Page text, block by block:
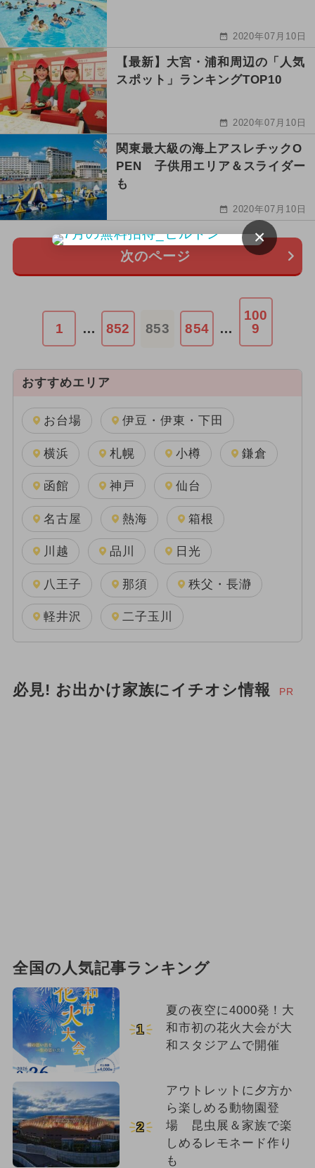
2020年07月10日
【最新】大宮・浦和周辺の「人気
スポット」ランキングTOP10
2020年07月10日
関東最大級の海上アスレチックO
PEN 子供用エリア＆スライダー
も
2020年07月10日
次のページ
1 … 852 853 854 …
100
9
おすすめエリア
お台場 伊豆・伊東・下田
横浜 札幌 小樽 鎌倉
函館 神戸 仙台
名古屋 熱海 箱根
川越 品川 日光
八王子 那須 秩父・長瀞
軽井沢 二子玉川
必見! お出かけ家族にイチオシ情報 PR
全国の人気記事ランキング
1
夏の夜空に4000発！大
和市初の花火大会が大
和スタジアムで開催
2
アウトレットに夕方か
ら楽しめる動物園登
場 昆虫展＆家族で楽
しめるレモネード作り
も
×